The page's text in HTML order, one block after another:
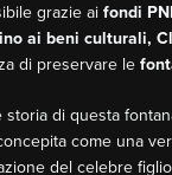
grazie ai fondi
ai beni culturali,
di preservare le
di questa
come una
del celebre figlio